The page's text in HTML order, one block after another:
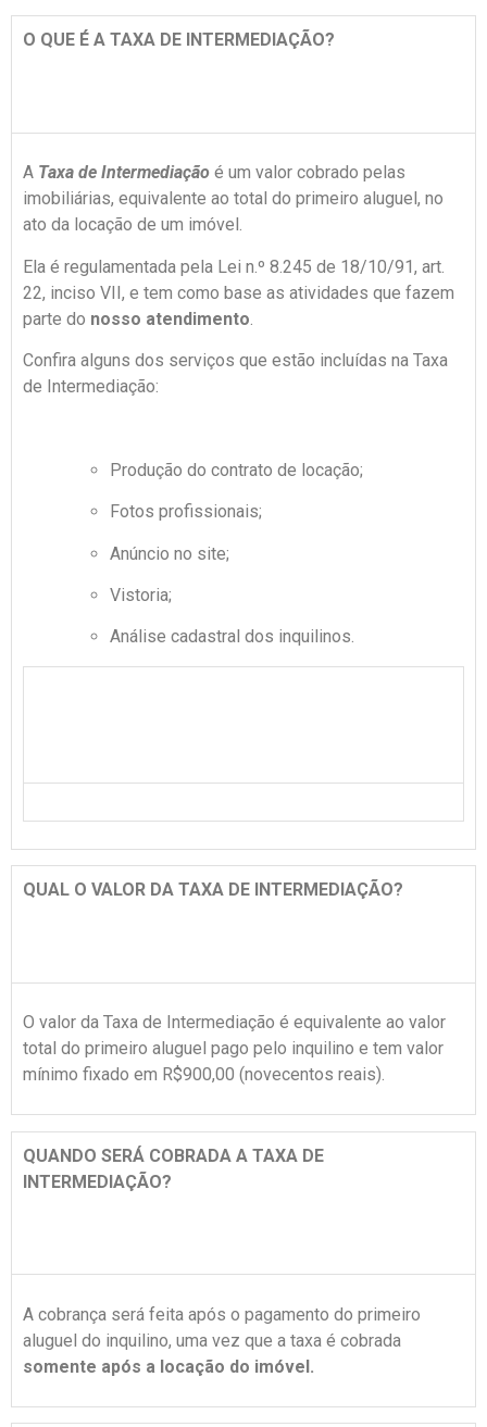
O QUE É A TAXA DE INTERMEDIAÇÃO?
A Taxa de Intermediação é um valor cobrado pelas
imobiliárias, equivalente ao total do primeiro aluguel, no
ato da locação de um imóvel.
Ela é regulamentada pela Lei n.º 8.245 de 18/10/91, art.
22, inciso VII, e tem como base as atividades que fazem
parte do nosso atendimento
Confira alguns dos serviços que estão incluídas na Taxa
de Intermediação:
Produção do contrato de locação;
Fotos profissionais;
Anúncio no site;
Vistoria;
Análise cadastral dos inquilinos.
QUAL O VALOR DA TAXA DE INTERMEDIAÇÃO?
O valor da Taxa de Intermediação é equivalente ao valor
total do primeiro aluguel pago pelo inquilino e tem valor
mínimo fixado em R$900,00 (novecentos reais).
QUANDO SERÁ COBRADA A TAXA DE
INTERMEDIAÇÃO?
A cobrança será feita após o pagamento do primeiro
aluguel do inquilino, uma vez que a taxa é cobrada
somente após a locação do imóvel.